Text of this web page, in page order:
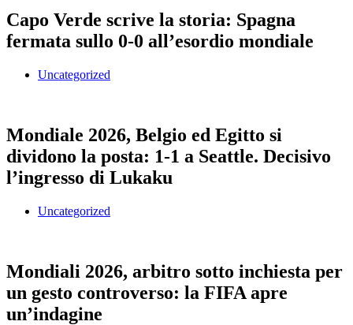
Capo Verde scrive la storia: Spagna
fermata sullo 0-0 all’esordio mondiale
Uncategorized
Mondiale 2026, Belgio ed Egitto si
dividono la posta: 1-1 a Seattle. Decisivo
l’ingresso di Lukaku
Uncategorized
Mondiali 2026, arbitro sotto inchiesta per
un gesto controverso: la FIFA apre
un’indagine